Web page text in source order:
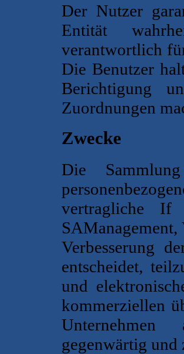
Der Nutzer
Entität
verantwortlich
Die Benutzer
Berichtigung
Zuordnungen
Zwecke
Die
vertragliche If
SA
Verbesserung
entscheidet,
und
kommerziellen
Unternehmen
gegenwärtig